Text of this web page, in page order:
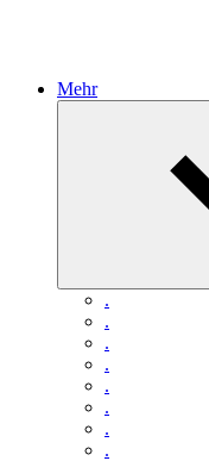
Mehr
.
.
.
.
.
.
.
.